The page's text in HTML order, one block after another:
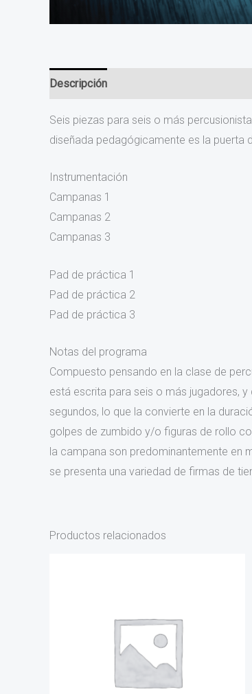
Descripción
Seis piezas para seis o más
diseñada pedagógicamente es la puerta
Instrumentación
Campanas 1
Campanas 2
Campanas 3
Pad de práctica 1
Pad de práctica 2
Pad de práctica 3
Notas del programa
Compuesto pensando en la clase de
está escrita para seis o más jugadores,
segundos, lo que la convierte en la
golpes de zumbido y/o figuras de rollo
la campana son predominantemente en
se presenta una variedad de firmas de
Productos relacionados